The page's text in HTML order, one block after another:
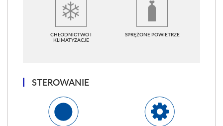
CHŁODNICTWO I
KLIMATYZACJE
SPRĘŻONE POWIETRZE
STEROWANIE